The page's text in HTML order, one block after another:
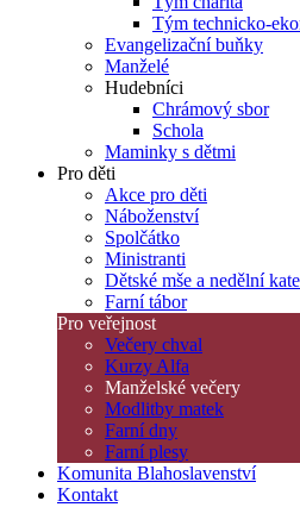
Tým technicko-
Evangelizační buňky
Manželé
Hudebníci
Chrámový sbor
Schola
Maminky s dětmi
Pro děti
Akce pro děti
Náboženství
Spolčátko
Ministranti
Dětské mše a nedělní
Farní tábor
Pro veřejnost
Večery chval
Kurzy Alfa
Manželské večery
Modlitby matek
Farní dny
Farní plesy
Komunita Blahoslavenství
Kontakt